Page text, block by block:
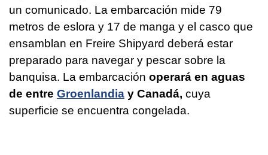
un comunicado. La embarcación mide 79
metros de eslora y 17 de manga y el casco que
ensamblan en Freire Shipyard deberá estar
preparado para navegar y pescar sobre la
banquisa. La embarcación operará en aguas
de entre Groenlandia y Canadá, cuya
superficie se encuentra congelada.